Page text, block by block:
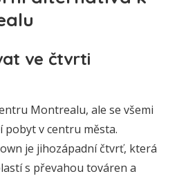
ve čtvrti
Montrealu, ale se všemi
v centru města.
je jihozápadní čtvrť, která
s převahou továren a